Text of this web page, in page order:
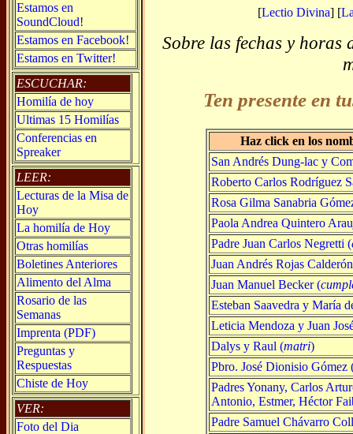
Estamos en
SoundCloud!
Estamos en Facebook!
Estamos en Twitter!
ESCUCHAR:
Homilía de hoy
Ultimas 15 Homilías
Conferencias en
Spreaker
LEER:
Lecturas de la Misa de
Hoy
La homilía de Hoy
Otras homilías
Boletines Anteriores
Alimento del Alma
Rosario de las
Semanas
Imprenta (PDF)
Preguntas y
Respuestas
Chiste de Hoy
VER:
Foto del Dia
[Lectio Divina] [
Sobre las fechas y horas
Ten presente en
Haz click en los
San Andrés Dung-lac y
Roberto Carlos Rodríguez
Rosa Gilma Sanabria
Paola Andrea Quintero
Padre Juan Carlos Negretti (
Juan Andrés Rojas
Juan Manuel Becker (
Esteban Saavedra y María
Leticia Mendoza y Juan
Dalys y Raul (matri)
Pbro. José Dionisio Gómez
Padres Yonany, Carlos
Antonio, Estmer, Héctor
Padre Samuel Chávarro